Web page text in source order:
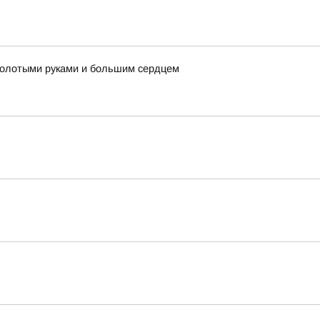
руками и большим сердцем